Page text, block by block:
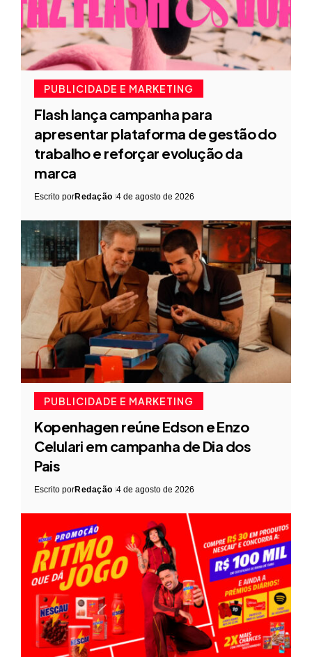
PUBLICIDADE E MARKETING
Flash lança campanha para
apresentar plataforma de gestão do
trabalho e reforçar evolução da
marca
Escrito porRedação 4 de agosto de 2026
PUBLICIDADE E MARKETING
Kopenhagen reúne Edson e Enzo
Celulari em campanha de Dia dos
Pais
Escrito porRedação 4 de agosto de 2026